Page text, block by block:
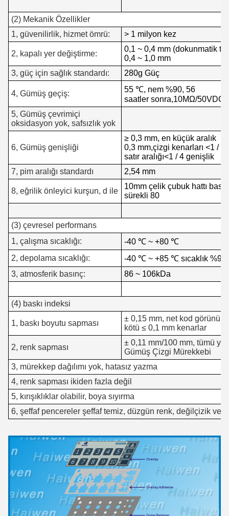
(2) Mekanik Özellikler
1, güvenilirlik, hizmet ömrü:
> 1 milyon kez
2, kapalı yer değiştirme:
0,1 ~ 0,4 mm (dokunmatik
0,4 ~ 1,0 mm
3, güç için sağlık standardı:
280g Güç
4, Gümüş geçiş:
55 ℃, nem %90, 56
saatler sonra,10MΩ/50VDC
5, Gümüş çevrimiçi
oksidasyon yok, safsızlık yok
6, Gümüş genişliği
≥ 0,3 mm, en küçük aralık
0,3 mm,çizgi kenarları <1 / 3,
satır aralığı<1 / 4 genişlik
7, pim aralığı standardı
2,54 mm
8, eğrilik önleyici kurşun, d ile
10mm çelik çubuk hattı
sürekli 80
(3) çevresel performans
1, çalışma sıcaklığı:
-40 ℃ ~ +80 ℃
2, depolama sıcaklığı:
-40 ℃ ~ +85 ℃ sıcaklık %95
3, atmosferik basınç:
86 ~ 106kDa
(4) baskı indeksi
1, baskı boyutu sapması
± 0,15 mm, net kod
kötü ≤ 0,1 mm kenarlar
2, renk sapması
± 0,11 mm/100 mm, tümü
Gümüş Çizgi Mürekkebi
3, mürekkep dağılımı yok, hatasız yazma
4, renk sapması ikiden fazla değil
5, kırışıklıklar olabilir, boya sıyırma
6, şeffaf pencereler şeffaf temiz, düzgün renk, değil çizik ve